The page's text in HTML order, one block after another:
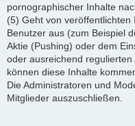
pornographischer Inhalte
(5) Geht von
Benutzer aus (zum Beispiel
Aktie (Pushing) oder dem
oder ausreichend
können diese Inhalte
Die Administratoren und
Mitglieder auszuschließen.